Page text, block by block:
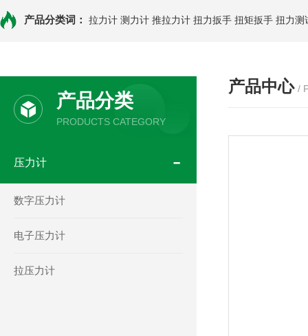
产品分类词： 拉力计 测力计 推拉力计 扭力扳手 扭矩扳手 扭力测
产品分类
PRODUCTS CATEGORY
压力计
数字压力计
电子压力计
拉压力计
产品中心 /